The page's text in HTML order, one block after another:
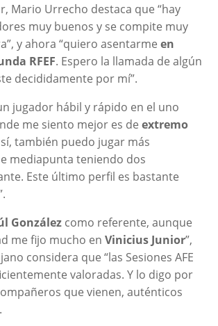
Mario Urrecho destaca que “hay
muy buenos y se compite muy
y ahora “quiero asentarme en
RFEF. Espero la llamada de algún
decididamente por mí”.
jugador hábil y rápido en el uno
me siento mejor es de extremo
sí, también puedo jugar más
mediapunta teniendo dos
Este último perfil es bastante
Gonzálezcomo referente, aunque
me fijo mucho en Vinicius Junior”,
considera que “las Sesiones AFE
valoradas. Y lo digo por
que vienen, auténticos